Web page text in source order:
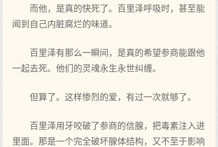
而他，是真的快死了。百里泽呼吸时，甚至能
闻到自己内脏腐烂的味道。
百里泽有那么一瞬间，是真的希望参商能跟他
一起去死。他们的灵魂永生永世纠缠。
但算了。这样惨烈的爱，有过一次就够了。
百里泽用牙咬破了参商的信腺，把毒素注入进
里面。那是一个完全破坏腺体结构，又不至于影响